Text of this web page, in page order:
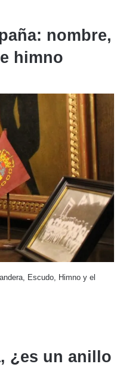
nombre,
himno
Escudo, Himno y el
¿es un anillo